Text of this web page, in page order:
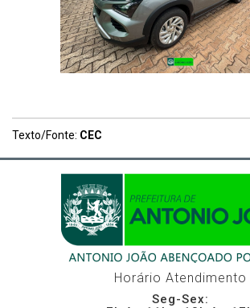
Texto/Fonte: CEC
Horário Atendimento
Seg-Sex: